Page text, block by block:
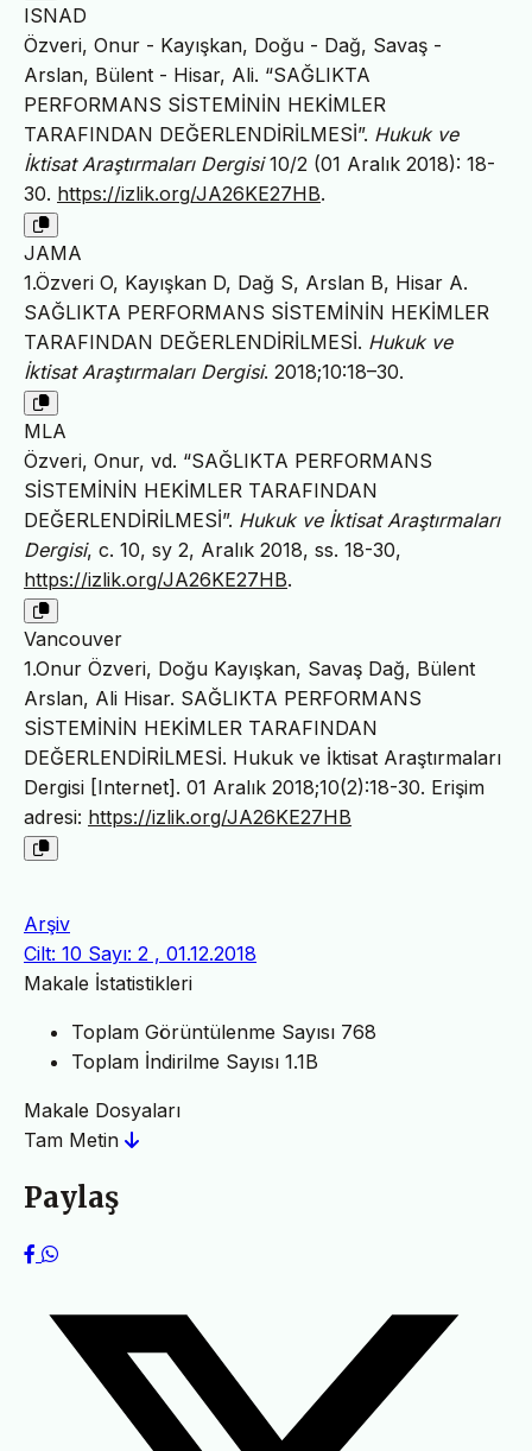
ISNAD
Özveri, Onur - Kayışkan, Doğu - Dağ, Savaş -
Arslan, Bülent - Hisar, Ali. “SAĞLIKTA
PERFORMANS SİSTEMİNİN HEKİMLER
TARAFINDAN DEĞERLENDİRİLMESİ”. Hukuk ve
İktisat Araştırmaları Dergisi10/2 (01 Aralık 2018): 18-
30. https://izlik.org/JA26KE27HB.
JAMA
1.Özveri O, Kayışkan D, Dağ S, Arslan B, Hisar A.
SAĞLIKTA PERFORMANS SİSTEMİNİN HEKİMLER
TARAFINDAN DEĞERLENDİRİLMESİ. Hukuk ve
İktisat Araştırmaları Dergisi. 2018;10:18–30.
MLA
Özveri, Onur, vd. “SAĞLIKTA PERFORMANS
SİSTEMİNİN HEKİMLER TARAFINDAN
DEĞERLENDİRİLMESİ”. Hukuk ve İktisat Araştırmaları
Dergisi, c. 10, sy 2, Aralık 2018, ss. 18-30,
https://izlik.org/JA26KE27HB.
Vancouver
1.Onur Özveri, Doğu Kayışkan, Savaş Dağ, Bülent
Arslan, Ali Hisar. SAĞLIKTA PERFORMANS
SİSTEMİNİN HEKİMLER TARAFINDAN
DEĞERLENDİRİLMESİ. Hukuk ve İktisat Araştırmaları
Dergisi [Internet]. 01 Aralık 2018;10(2):18-30. Erişim
adresi: https://izlik.org/JA26KE27HB
Arşiv
Cilt: 10 Sayı: 2 , 01.12.2018
Makale İstatistikleri
Toplam Görüntülenme Sayısı 768
Toplam İndirilme Sayısı 1.1B
Makale Dosyaları
Tam Metin
Paylaş